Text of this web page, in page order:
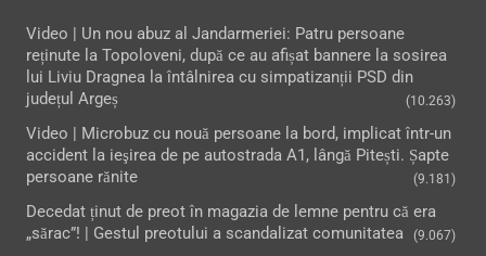
Video | Un nou abuz al Jandarmeriei: Patru persoane
reținute la Topoloveni, după ce au afișat bannere la sosirea
lui Liviu Dragnea la întâlnirea cu simpatizanții PSD din
județul Argeș
(10.263)
Video | Microbuz cu nouă persoane la bord, implicat într-un
accident la ieşirea de pe autostrada A1, lângă Pitești. Șapte
persoane rănite
(9.181)
Decedat ținut de preot în magazia de lemne pentru că era
„sărac”! | Gestul preotului a scandalizat comunitatea
(9.067)